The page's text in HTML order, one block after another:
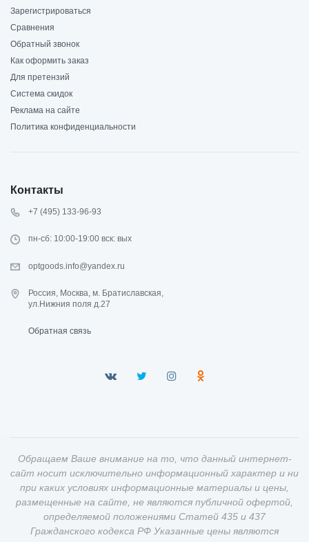
Зарегистрироваться
Сравнения
Обратный звонок
Как оформить заказ
Для претензий
Система скидок
Реклама на сайте
Политика конфиденциальности
Контакты
+7 (495) 133-96-93
пн-сб: 10:00-19:00 вск: вых
optgoods.info@yandex.ru
Россия, Москва, м. Братиславская,
ул.Нижния поля д.27
Обратная связь
Обращаем Ваше внимание на то, что данный интернет-
сайт носит исключительно информационный характер и ни
при каких условиях информационные материалы и цены,
размещенные на сайте, не являются публичной офертой,
определяемой положениями Статей 435 и 437
Гражданского кодекса РФ Указанные цены являются